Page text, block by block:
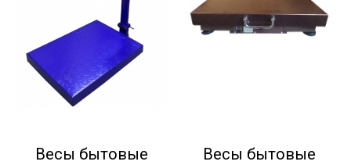
Весы бытовые
Весы бытовые